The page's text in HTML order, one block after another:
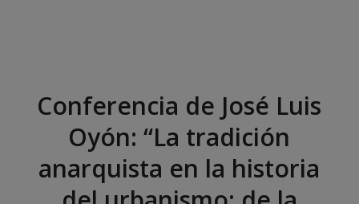
Conferencia de José Luis
Oyón: “La tradición
anarquista en la historia